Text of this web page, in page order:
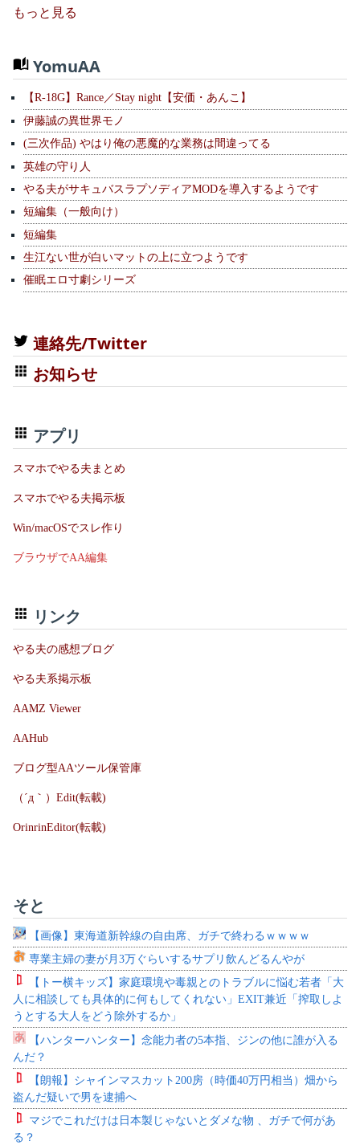
もっと見る
YomuAA
【R-18G】Rance／Stay night【安価・あんこ】
伊藤誠の異世界モノ
(三次作品) やはり俺の悪魔的な業務は間違ってる
英雄の守り人
やる夫がサキュバスラプソディアMODを導入するようです
短編集（一般向け）
短編集
生江ない世が白いマットの上に立つようです
催眠エロ寸劇シリーズ
連絡先/Twitter
お知らせ
アプリ
スマホでやる夫まとめ
スマホでやる夫掲示板
Win/macOSでスレ作り
ブラウザでAA編集
リンク
やる夫の感想ブログ
やる夫系掲示板
AAMZ Viewer
AAHub
ブログ型AAツール保管庫
（´д｀）Edit(転載)
OrinrinEditor(転載)
そと
【画像】東海道新幹線の自由席、ガチで終わるｗｗｗｗ
専業主婦の妻が月3万ぐらいするサプリ飲んどるんやが
【トー横キッズ】家庭環境や毒親とのトラブルに悩む若者「大
人に相談しても具体的に何もしてくれない」EXIT兼近「搾取しよ
うとする大人をどう除外するか」
【ハンターハンター】念能力者の5本指、ジンの他に誰が入る
んだ？
【朗報】シャインマスカット200房（時価40万円相当）畑から
盗んだ疑いで男を逮捕へ
マジでこれだけは日本製じゃないとダメな物 、ガチで何があ
る？